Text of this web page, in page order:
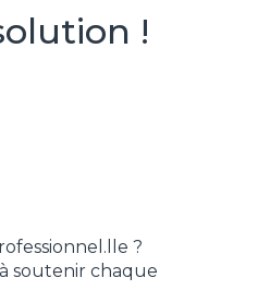
!
?
soutenir chaque